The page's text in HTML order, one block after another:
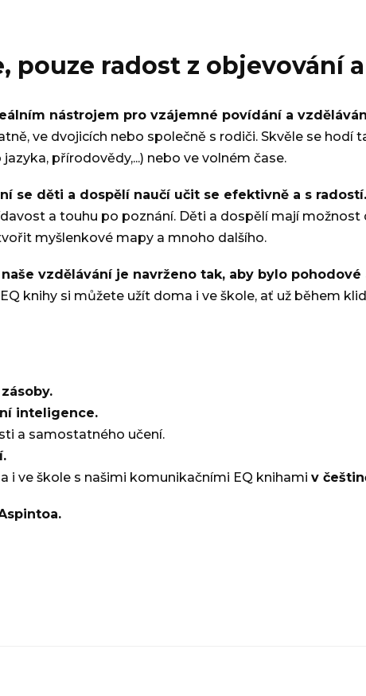
pouze radost z objevování
nástrojem pro vzájemné povídání a
ve dvojicích nebo společně s rodiči. Skvěle se hodí
přírodovědy,...) nebo ve volném čase.
se děti a dospělí naučí učit se efektivně a s radostí.
a touhu po poznání. Děti a dospělí mají
myšlenkové mapy a mnoho dalšího.
naše vzdělávání je navrženo tak, aby bylo pohodové
EQ knihy si můžete užít doma i ve škole, ať už během
inteligence.
a samostatného učení.
i ve škole s našimi komunikačními EQ knihami v